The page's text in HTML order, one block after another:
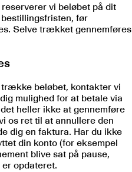
vi beløbet på dit
før
Selve trækket gennemføres
beløbet, kontakter vi
mulighed for at betale via
heller ikke at gennemføre
os ret til at annullere den
dig en faktura. Har du ikke
din konto (for eksempel
blive sat på pause,
opdateret.